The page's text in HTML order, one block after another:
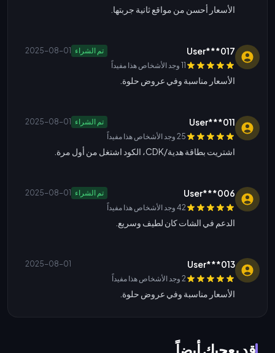
الأسعار أحسن من مواقع ثانية جربتها.
User***017 تم الشراء 2025-08-01
11 وجد الأشخاص هذا مفيداً
الأسعار مناسبة وفي عروض حلوة.
User***011 تم الشراء 2025-08-01
25 وجد الأشخاص هذا مفيداً
اشتريت بطاقة هدية/CDK، الكود اشتغل من أول مرة.
User***006 تم الشراء 2025-08-01
42 وجد الأشخاص هذا مفيداً
الدعم في الشات كان لطيف وسريع.
User***013
2025-08-01
2 وجد الأشخاص هذا مفيداً
الأسعار مناسبة وفي عروض حلوة.